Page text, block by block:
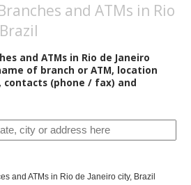
and ATMs in Rio
and ATMs in Rio de Janeiro
of branch or ATM, location
(phone / fax) and
and ATMs in Rio de Janeiro city, Brazil